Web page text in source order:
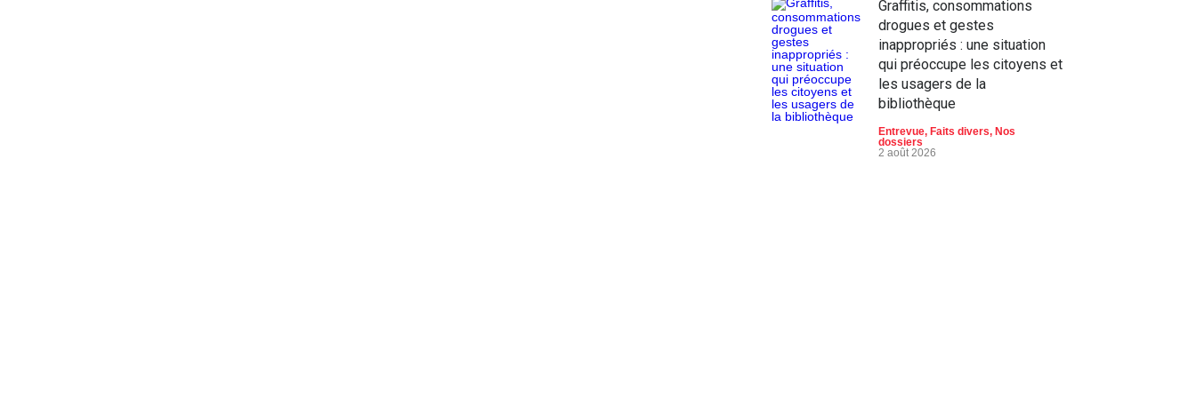
Graffitis, consommations
drogues et gestes
inappropriés : une situation
qui préoccupe les citoyens et
les usagers de la
bibliothèque
Entrevue, Faits divers, Nos
dossiers
2 août 2026